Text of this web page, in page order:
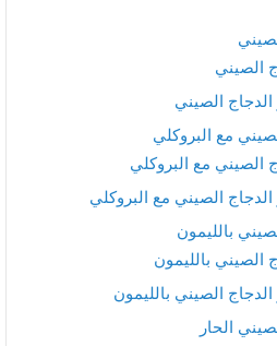
الصيني
الصيني
مع البروكلي
الصيني مع البروكلي
الصيني مع البروكلي
بالليمون
الصيني بالليمون
الصيني بالليمون
الحار